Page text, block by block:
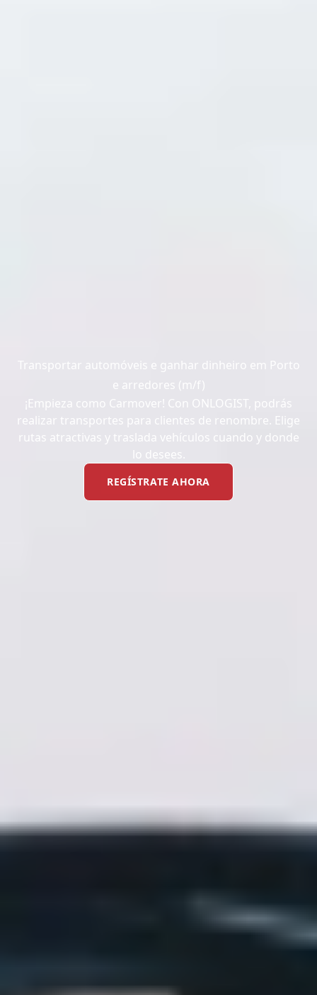
Transportar automóveis e ganhar dinheiro em Porto
e arredores (m/f)
¡Empieza como Carmover! Con ONLOGIST, podrás
realizar transportes para clientes de renombre. Elige
rutas atractivas y traslada vehículos cuando y donde
lo desees.
REGÍSTRATE AHORA